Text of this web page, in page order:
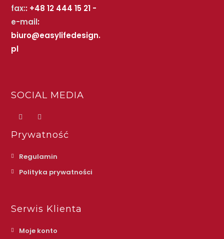
fax:: +48 12 444 15 21 -
e-mail:
biuro@easylifedesign.
pl
SOCIAL MEDIA
Prywatność
Regulamin
Polityka prywatności
Serwis Klienta
Moje konto